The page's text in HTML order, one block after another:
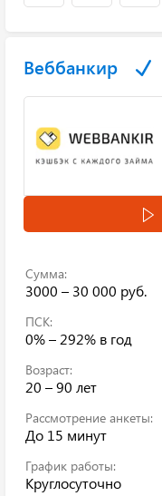
Веббанкир
Сумма:
3000 – 30 000 руб.
ПСК:
0% – 292% в год
Возраст:
20 – 90 лет
Рассмотрение анкеты:
До 15 минут
График работы:
Круглосуточно